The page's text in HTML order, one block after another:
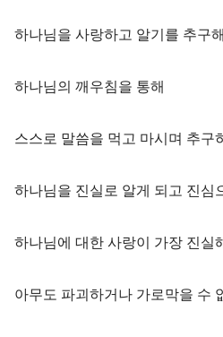
하나님을 사랑하고 알기를 추구
하나님의 깨우침을 통해
스스로 말씀을 먹고 마시며 추구
하나님을 진실로 알게 되고 진심
하나님에 대한 사랑이 가장 진실
아무도 파괴하거나 가로막을 수